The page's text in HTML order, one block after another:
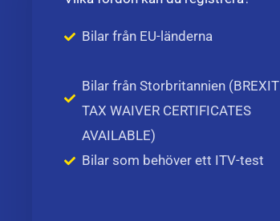
Bilar från EU-länderna
Bilar från Storbritannien (BREXIT
TAX WAIVER CERTIFICATES
AVAILABLE)
Bilar som behöver ett ITV-test